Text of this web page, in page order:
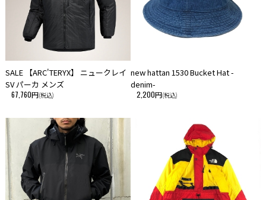
SALE 【ARC'TERYX】 ニュークレイ
SV パーカ メンズ
67,760円(税込)
new hattan 1530 Bucket Hat -
denim-
2,200円(税込)